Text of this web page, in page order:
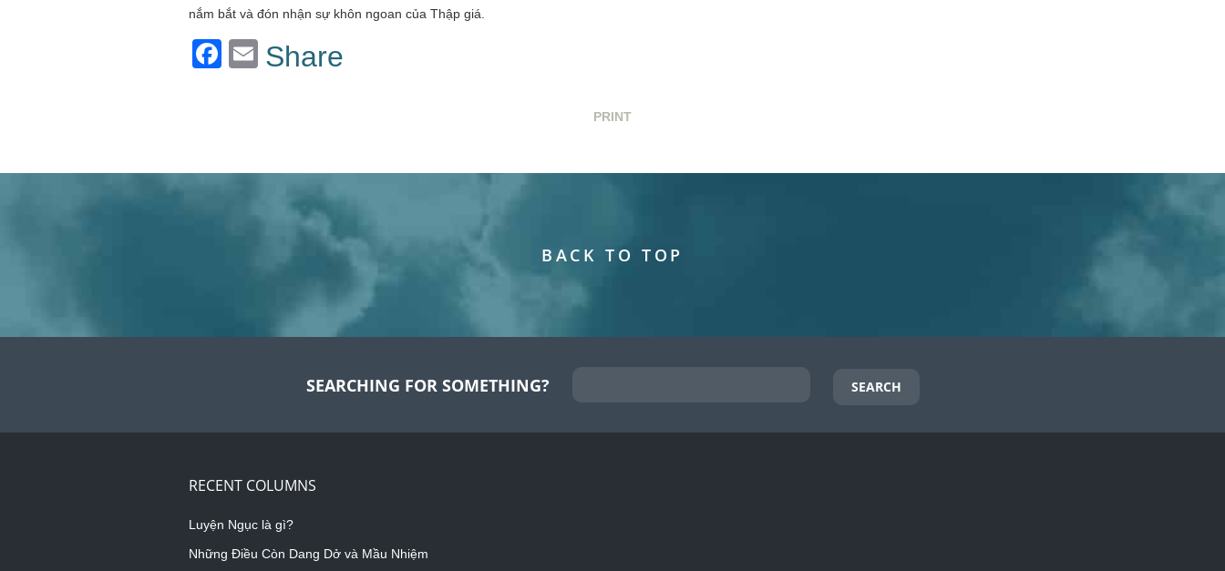
nắm bắt và đón nhận sự khôn ngoan của Thập giá.
Facebook
Email
Share
PRINT
BACK TO TOP
SEARCHING FOR SOMETHING?
RECENT COLUMNS
Luyện Ngục là gì?
Những Điều Còn Dang Dở và Mầu Nhiệm